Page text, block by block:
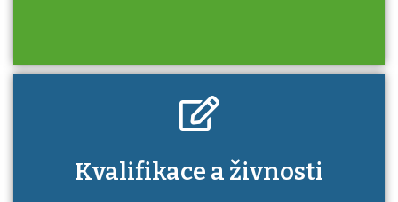
Kdo je to autorizovaná osoba a jaké výhody
má získání autorizace?
Kvalifikace a živnosti